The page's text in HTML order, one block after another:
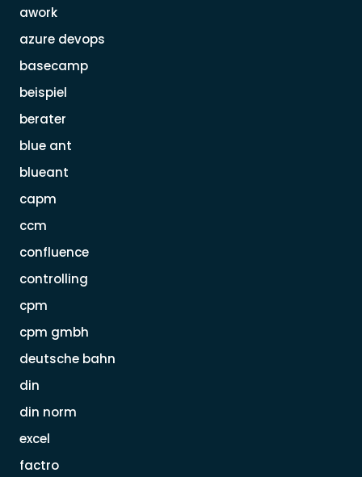
awork
azure devops
basecamp
beispiel
berater
blue ant
blueant
capm
ccm
confluence
controlling
cpm
cpm gmbh
deutsche bahn
din
din norm
excel
factro